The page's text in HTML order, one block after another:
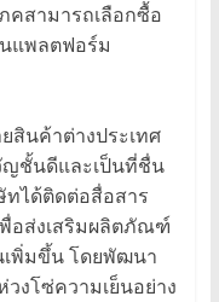
คสามารถเลือกซื้อ
แพลตฟอร์ม
สินค้าต่างประเทศ
ญชั้นดีและเป็นที่ชื่น
ได้ติดต่อสื่อสาร
อส่งเสริมผลิตภัณฑ์
พิ่มขึ้น โดยพัฒนา
งโซ่ความเย็นอย่าง